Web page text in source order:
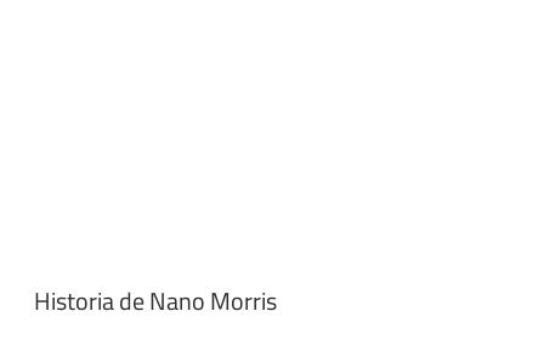
Historia de Nano Morris